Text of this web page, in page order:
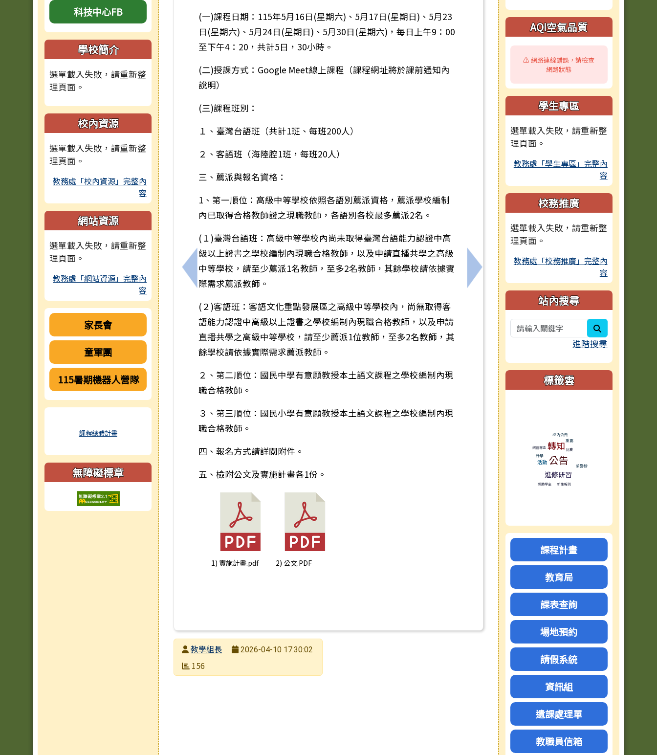
科技中心FB
學校簡介
選單載入失敗，請重新整
理頁面。
校內資源
選單載入失敗，請重新整
理頁面。
教務處「校內資源」完整內
容
網站資源
選單載入失敗，請重新整
理頁面。
教務處「網站資源」完整內
容
家長會
童軍團
115暑期機器人營隊
課程總體計畫
無障礙標章
上一筆：轉知教育部國教署辦理辦理「115年國中小本土教育教材徵集計畫」資訊
(一)課程日期：115年5月16日(星期六)、5月17日(星期日)、5月23
日(星期六)、5月24日(星期日)、5月30日(星期六)，每日上午9：00
至下午4：20，共計5日，30小時。
(二)授課方式：Google Meet線上課程（課程網址將於課前通知內
說明）
(三)課程班別：
１、臺灣台語班（共計1班、每班200人）
２、客語班（海陸腔1班，每班20人）
三、薦派與報名資格：
1、第一順位：高級中等學校依照各語別薦派資格，薦派學校編制
內已取得合格教師證之現職教師，各語別各校最多薦派2名。
(１)臺灣台語班：高級中等學校內尚未取得臺灣台語能力認證中高
級以上證書之學校編制內現職合格教師，以及申請直播共學之高級
中等學校，請至少薦派1名教師，至多2名教師，其餘學校請依據實
際需求薦派教師。
(２)客語班：客語文化重點發展區之高級中等學校內，尚無取得客
語能力認證中高級以上證書之學校編制內現職合格教師，以及申請
直播共學之高級中等學校，請至少薦派1位教師，至多2名教師，其
餘學校請依據實際需求薦派教師。
２、第二順位：國民中學有意願教授本土語文課程之學校編制內現
職合格教師。
３、第三順位：國民小學有意願教授本土語文課程之學校編制內現
職合格教師。
四、報名方式請詳閱附件。
五、檢附公文及實施計畫各1份。
1) 實施計畫.pdf 2) 公文.PDF
下一筆：轉知教育部國民及學前教育署115學
發布者教學組長
發布日期
2026-04-10 17:30:02
瀏覽次數
156
AQI空氣品質
⚠️ 網路連線錯誤，請檢查
網路狀態
學生專區
選單載入失敗，請重新整
理頁面。
教務處「學生專區」完整內
容
校務推廣
選單載入失敗，請重新整
理頁面。
教務處「校務推廣」完整內
容
站內搜尋
進階搜尋
標籤雲
轉知
校內公告
網管專區
重要
升學
比賽
活動 公告
進修研習
榮譽榜
獎助學金 新生報到
課程計畫
教育局
課表查詢
場地預約
請假系統
資訊組
遺課處理單
教職員信箱